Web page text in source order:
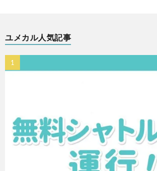
ユメカル人気記事